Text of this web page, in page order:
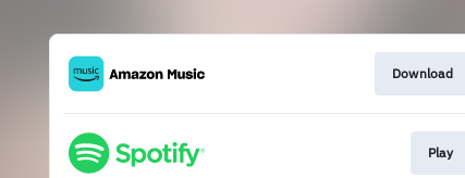
Download
Play